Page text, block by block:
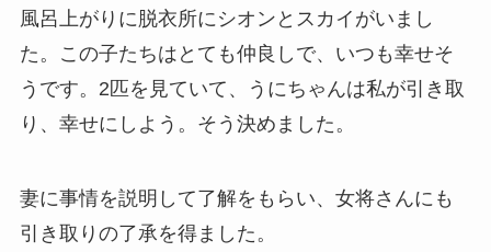
風呂上がりに脱衣所にシオンとスカイがいまし
た。この子たちはとても仲良しで、いつも幸せそ
うです。2匹を見ていて、うにちゃんは私が引き取
り、幸せにしよう。そう決めました。
妻に事情を説明して了解をもらい、女将さんにも
引き取りの了承を得ました。